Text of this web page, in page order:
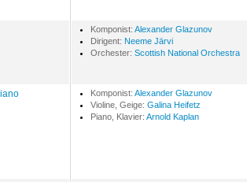
Komponist: Alexander Glazunov
Dirigent: Neeme Järvi
Orchester: Scottish National Orchestra
Komponist: Alexander Glazunov
Violine, Geige: Galina Heifetz
Piano, Klavier: Arnold Kaplan